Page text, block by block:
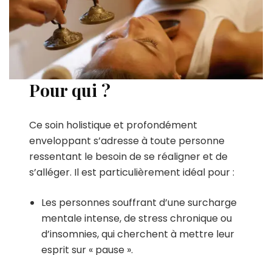
Pour qui ?
Ce soin holistique et profondément
enveloppant s’adresse à toute personne
ressentant le besoin de se réaligner et de
s’alléger. Il est particulièrement idéal pour :
Les personnes souffrant d’une surcharge
mentale intense, de stress chronique ou
d’insomnies, qui cherchent à mettre leur
esprit sur « pause ».